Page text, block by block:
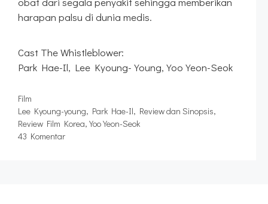
harapan palsu di dunia medis.
Cast The Whistleblower:
Park Hae-Il, Lee Kyoung-Young, Yoo Yeon-Seok
Kategori
Film
Tag
Lee Kyoung-young, Park Hae-Il, Review dan Sinopsis,
Review Film Korea, Yoo Yeon-Seok
43 Komentar